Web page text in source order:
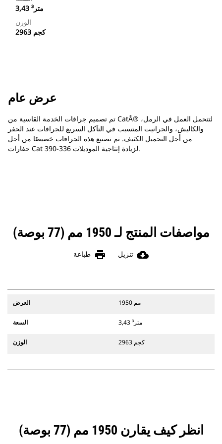
3,43 متر³
الوزن
2963 كجم
عرض عام
تم تصميم جرافات الخدمة القاسية من CatÂ®‎ لتتحمل العمل في الرمل،
والكاليش، والجرانيت المتسبب في التآكل السريع للجرافات عند الحفر
من أجل التحميل الكثيف. تم تصنيع هذه الجرافات خصيصًا من أجل
حفارات Cat لزيادة إنتاجية الموديلات 336-390.
مواصفات المنتج لـ 1950 مم (77 بوصة)
cloud_download تنزيل print طباعة
العرض 1950 مم
السعة 3,43 متر³
الوزن 2963 كجم
انظر كيف يقارن 1950 مم (77 بوصة)